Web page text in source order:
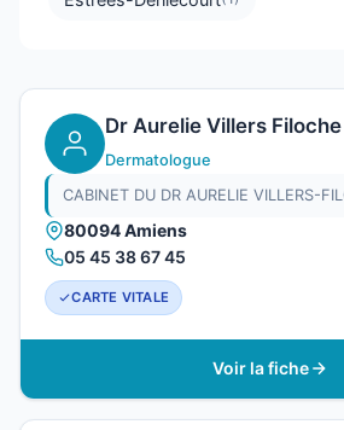
Dr Aurelie Villers Filoche
Dermatologue
CABINET DU DR AURELIE VILLERS-
80094 Amiens
05 45 38 67 45
CARTE VITALE
Voir la fiche